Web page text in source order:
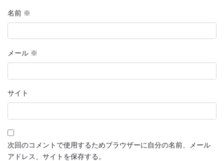
名前 ※
メール ※
サイト
次回のコメントで使用するためブラウザーに自分の名前、メール
アドレス、サイトを保存する。